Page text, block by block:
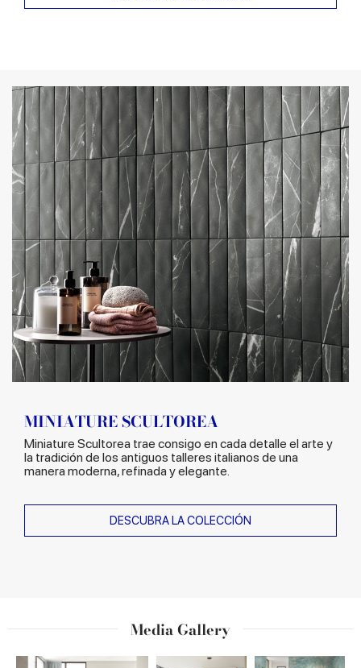
MINIATURE SCULTOREA
Miniature Scultorea trae consigo en cada detalle el arte y
la tradición de los antiguos talleres italianos de una
manera moderna, refinada y elegante.
DESCUBRA LA COLECCIÓN
Media Gallery